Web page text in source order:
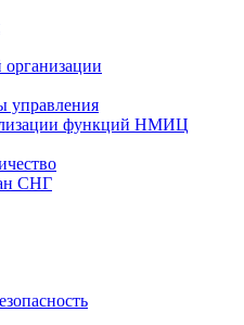
управления
функций НМИЦ
СНГ